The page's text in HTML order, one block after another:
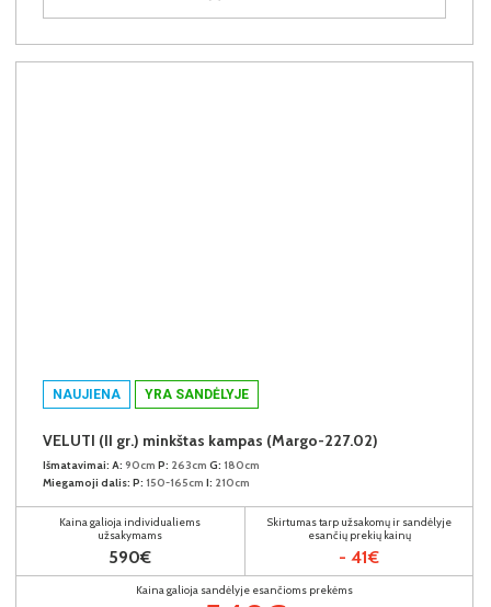
NAUJIENA YRA SANDĖLYJE
VELUTI (II gr.) minkštas kampas (Margo-227.02)
Išmatavimai: A: 90cm P: 263cm G: 180cm
Miegamoji dalis: P: 150-165cm I: 210cm
Kaina galioja individualiems
užsakymams
590€
Skirtumas tarp užsakomų ir sandėlyje
esančių prekių kainų
- 41€
Kaina galioja sandėlyje esančioms prekėms